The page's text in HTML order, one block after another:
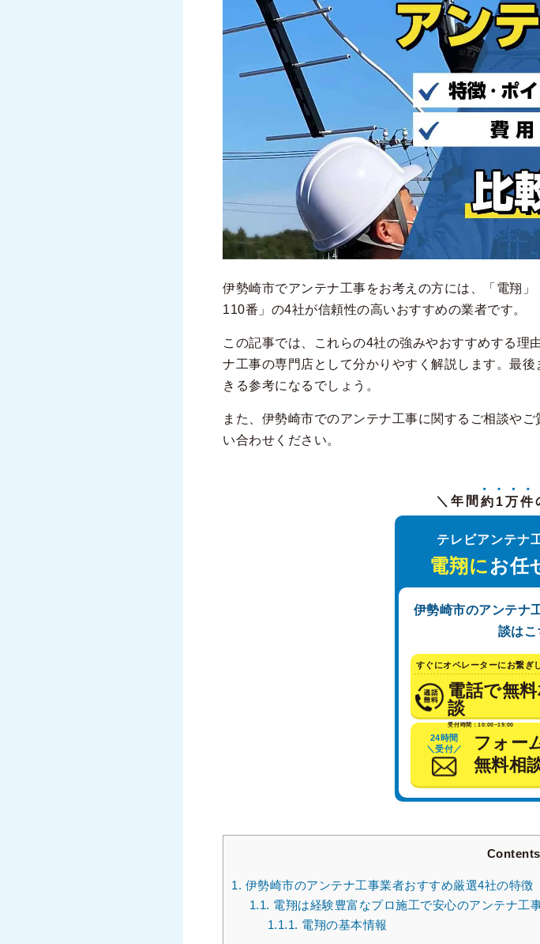
伊勢崎市でアンテナ工事をお考えの方には、「電翔
110番」の4社が信頼性の高いおすすめの業者です。
この記事では、これらの4社の強みやおすすめする理
ナ工事の専門店として分かりやすく解説します。最
きる参考になるでしょう。
また、伊勢崎市でのアンテナ工事に関するご相談や
い合わせください。
＼年間 約1万件
テレビアンテナ
電翔にお任
伊勢崎市のアンテナ
談はこ
すぐにオペレーターにお繋ぎ
電話で無料
談
受付時間：10:00~19:00
24時間
＼受付／
フォー
無料相
Contents
1. 伊勢崎市のアンテナ工事業者おすすめ厳選4社の特徴
1.1. 電翔は経験豊富なプロ施工で安心のアンテナ工
1.1.1. 電翔の基本情報